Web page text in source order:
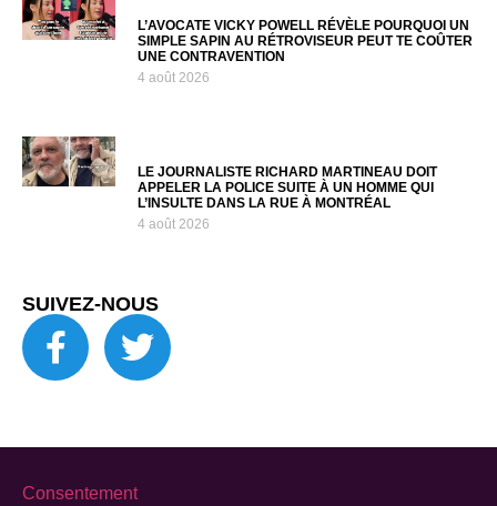
L’AVOCATE VICKY POWELL RÉVÈLE POURQUOI UN
SIMPLE SAPIN AU RÉTROVISEUR PEUT TE COÛTER
UNE CONTRAVENTION
4 août 2026
LE JOURNALISTE RICHARD MARTINEAU DOIT
APPELER LA POLICE SUITE À UN HOMME QUI
L’INSULTE DANS LA RUE À MONTRÉAL
4 août 2026
SUIVEZ-NOUS
Consentement